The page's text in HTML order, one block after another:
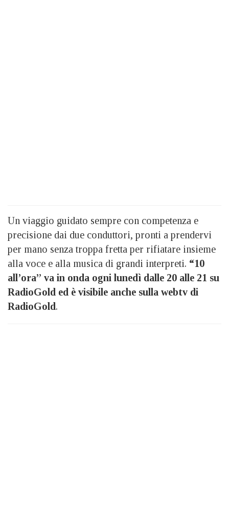
Un viaggio guidato sempre con competenza e
precisione dai due conduttori, pronti a prendervi
per mano senza troppa fretta per rifiatare insieme
alla voce e alla musica di grandi interpreti. “10
all’ora” va in onda ogni lunedì dalle 20 alle 21 su
RadioGold ed è visibile anche sulla webtv di
RadioGold.